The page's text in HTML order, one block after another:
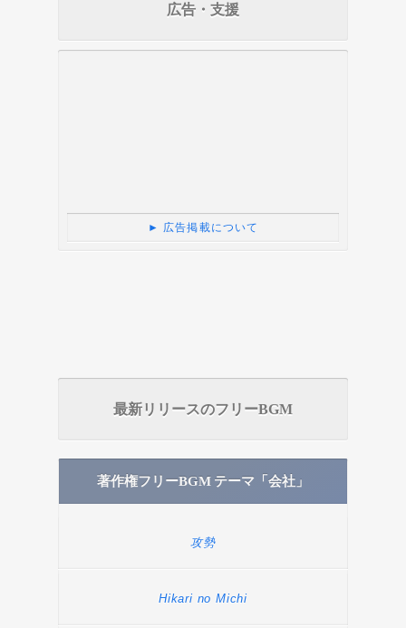
広告・支援
► 広告掲載について
最新リリースのフリーBGM
著作権フリーBGM テーマ「会社」
攻勢
Hikari no Michi